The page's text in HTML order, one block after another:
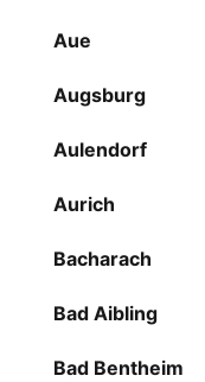
Aue
Augsburg
Aulendorf
Aurich
Bacharach
Bad Aibling
Bad Bentheim